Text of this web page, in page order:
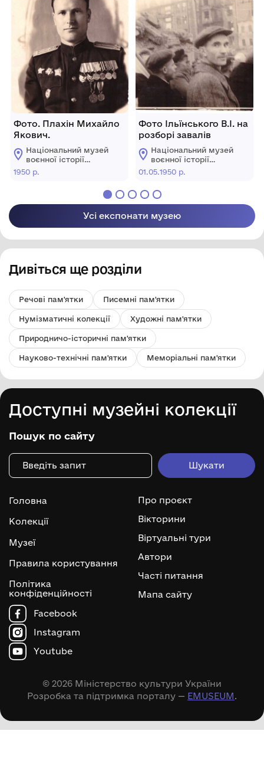
Фото. Плахін Михайло
Якович.
Національний музей
воєнної історії
Слобожанщини
1950 р.
Фото Ільїнського В.І. на
розборі завалів
Національний музей
воєнної історії
Слобожанщини
01.05.1950 р.
Усі експонати музею
Дивіться ще розділи
Речові пам'ятки Писемні пам'ятки
Нумізматичні колекції Художні пам'ятки
Природничо-історичні пам'ятки
Науково-технічні пам'ятки Меморіальні пам'ятки
Доступні музейні колекції
Пошук по сайту
Головна
Колекції
Музеї
Правила користування
Політика
конфіденційності
Про проєкт
Вікторини
Віртуальні тури
Автори
Часті питання
Мапа сайту
Facebook
Instagram
Youtube
© 2026 Міністерство культури України
Розробка та підтримка порталу — EMUSEUM.